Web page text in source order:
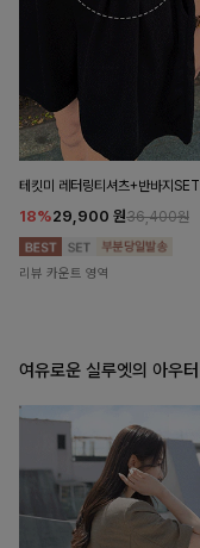
테킷미 레터링티셔츠+반바지SET
18%29,900 원36,400원
리뷰 카운트 영역
여유로운 실루엣의 아우터